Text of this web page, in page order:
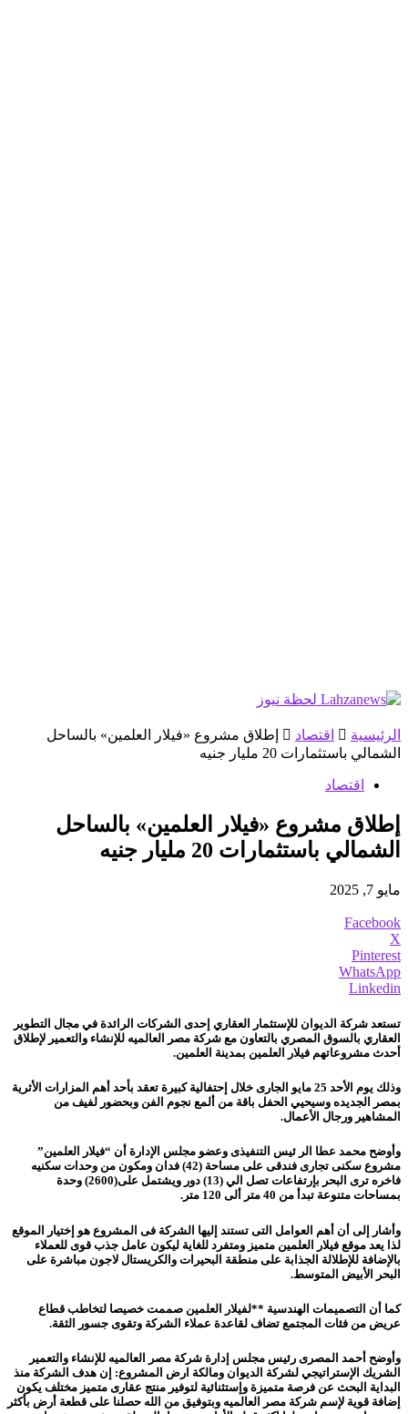
الرئيسية اقتصاد
إطلاق مشروع «فيلار العلمين» بالساحل
الشمالي باستثمارات 20 مليار جنيه
اقتصاد
إطلاق مشروع «فيلار العلمين» بالساحل
الشمالي باستثمارات 20 مليار جنيه
مايو 7, 2025
Facebook
X
Pinterest
WhatsApp
Linkedin
تستعد شركة الديوان للإستثمار العقاري إحدى الشركات الرائدة في مجال التطوير
العقاري بالسوق المصري بالتعاون مع شركة مصر العالميه للإنشاء والتعمير لإطلاق
أحدث مشروعاتهم فيلار العلمين بمدينة العلمين.
وذلك يوم الأحد 25 مايو الجارى خلال إحتفالية كبيرة تعقد
بأحد أهم المزارات الأثرية
بمصر الجديده وسيحيي الحفل باقة من ألمع نجوم الفن وبحضور لفيف من
المشاهير ورجال الأعمال.
وأوضح محمد عطا الر ئيس التنفيذى وعضو مجلس الإدارة أن “فيلار العلمين”
مشروع سكنى تجارى فندقى على مساحة (42) فدان ومكون من وحدات سكنيه
فاخره ترى البحر بإرتفاعات تصل الي (13) دور ويشتمل على(2600) وحدة
بمساحات متنوعة تبدأ من 40 متر ألى 120 متر.
وأشار إلى أن أهم العوامل التى تستند إليها الشركة فى المشروع هو إختيار الموقع
لذا يعد موقع فيلار العلمين متميز ومتفرد للغاية ليكون عامل جذب قوى للعملاء
بالإضافة للإطلالة الجذابة على منطقة البحيرات والكريستال لاجون مباشرة على
البحر الأبيض المتوسط.
كما أن التصميمات الهندسية **لفيلار العلمين صممت خصيصا لتخاطب قطاع
عريض من فئات المجتمع تضاف لقاعدة عملاء الشركة وتقوى جسور الثقة.
وأوضح أحمد المصرى رئيس مجلس إدارة شركة مصر العالميه للإنشاء والتعمير
الشريك الإستراتيجي لشركة الديوان ومالكة ارض المشروع: إن هدف الشركة منذ
البداية البحث عن فرصة متميزة وإستثنائية لتوفير منتج عقارى متميز مختلف يكون
إضافة قوية لإسم شركة مصر العالميه وبتوفيق من الله حصلنا على قطعة أرض بأكثر